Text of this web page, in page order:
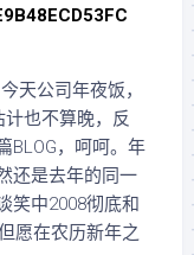
天公司年夜饭，
也不算晚，反
BLOG，呵呵。年
还是去年的同一
笑中2008彻底和
愿在农历新年之